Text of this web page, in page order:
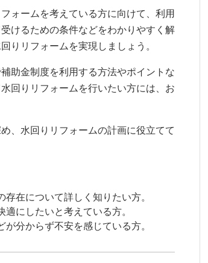
ォームを考えている方に向けて、利用
けるための条件などをわかりやすく解
りリフォームを実現しましょう。
助金制度を利用する方法やポイントな
回りリフォームを行いたい方には、お
、水回りリフォームの計画に役立てて
在について詳しく知りたい方。
にしたいと考えている方。
分からず不安を感じている方。